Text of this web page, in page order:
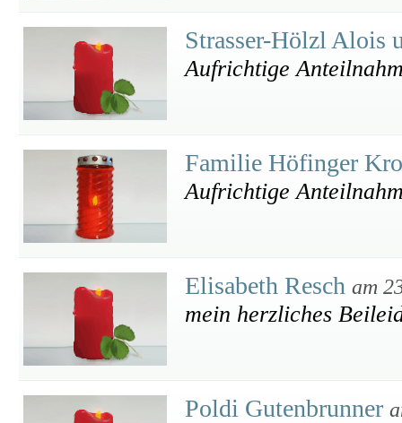
Strasser-Hölzl Alois
Aufrichtige
Familie Höfinger
Aufrichtige
Elisabeth Resch am
mein herzliches
Poldi Gutenbrunner